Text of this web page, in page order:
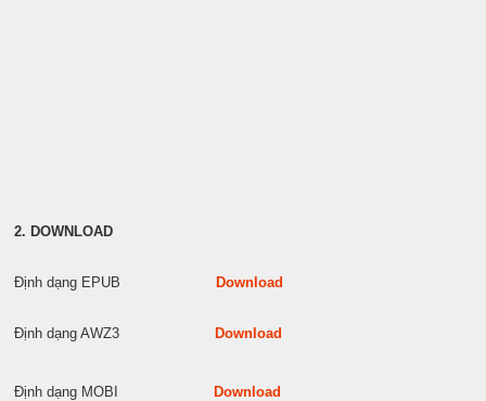
2. DOWNLOAD
Định dạng EPUBDownload
Định dạng AWZ3Download
Định dạng MOBIDownload